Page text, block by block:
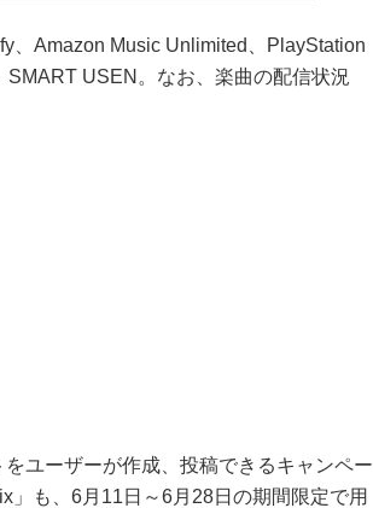
、Amazon Music Unlimited、PlayStation
USEN。なお、楽曲の配信状況
ユーザーが作成、投稿できるキャンペー
」も、6月11日～6月28日の期間限定で用